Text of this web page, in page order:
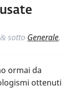
& sotto Generale,
ormai da
ottenuti